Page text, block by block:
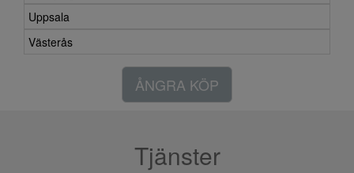
Uppsala
Västerås
ÅNGRA KÖP
Tjänster